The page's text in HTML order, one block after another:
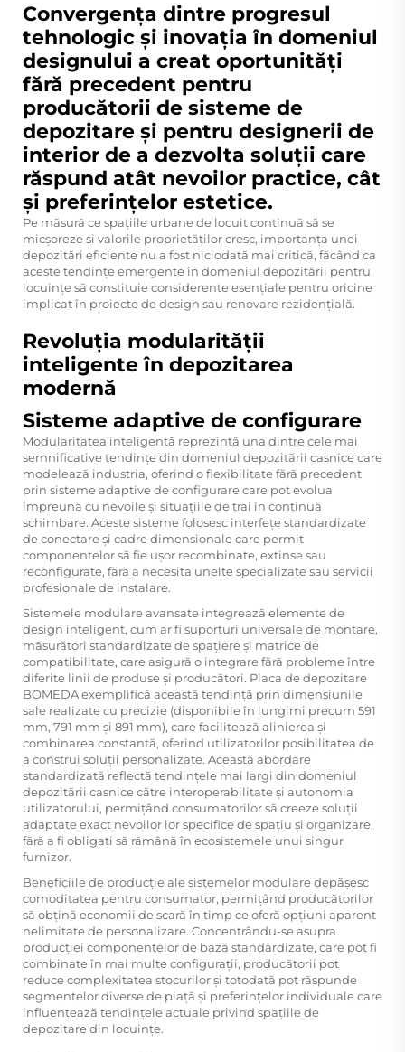
Convergența dintre progresul
tehnologic și inovația în domeniul
designului a creat oportunități
fără precedent pentru
producătorii de sisteme de
depozitare și pentru designerii de
interior de a dezvolta soluții care
răspund atât nevoilor practice, cât
și preferințelor estetice.
Pe măsură ce spațiile urbane de locuit continuă să se
micșoreze și valorile proprietăților cresc, importanța unei
depozitări eficiente nu a fost niciodată mai critică, făcând ca
aceste tendințe emergente în domeniul depozitării pentru
locuințe să constituie considerente esențiale pentru oricine
implicat în proiecte de design sau renovare rezidențială.
Revoluția modularității
inteligente în depozitarea
modernă
Sisteme adaptive de configurare
Modularitatea inteligentă reprezintă una dintre cele mai
semnificative tendințe din domeniul depozitării casnice care
modelează industria, oferind o flexibilitate fără precedent
prin sisteme adaptive de configurare care pot evolua
împreună cu nevoile și situațiile de trai în continuă
schimbare. Aceste sisteme folosesc interfețe standardizate
de conectare și cadre dimensionale care permit
componentelor să fie ușor recombinate, extinse sau
reconfigurate, fără a necesita unelte specializate sau servicii
profesionale de instalare.
Sistemele modulare avansate integrează elemente de
design inteligent, cum ar fi suporturi universale de montare,
măsurători standardizate de spațiere și matrice de
compatibilitate, care asigură o integrare fără probleme între
diferite linii de produse și producători. Placa de depozitare
BOMEDAexemplifică această tendință prin dimensiunile
sale realizate cu precizie (disponibile în lungimi precum 591
mm, 791 mm și 891 mm), care facilitează alinierea și
combinarea constantă, oferind utilizatorilor posibilitatea de
a construi soluții personalizate. Această abordare
standardizată reflectă tendințele mai largi din domeniul
depozitării casnice către interoperabilitate și autonomia
utilizatorului, permițând consumatorilor să creeze soluții
adaptate exact nevoilor lor specifice de spațiu și organizare,
fără a fi obligați să rămână în ecosistemele unui singur
furnizor.
Beneficiile de producție ale sistemelor modulare depășesc
comoditatea pentru consumator, permițând producătorilor
să obțină economii de scară în timp ce oferă opțiuni aparent
nelimitate de personalizare. Concentrându-se asupra
producției componentelor de bază standardizate, care pot fi
combinate în mai multe configurații, producătorii pot
reduce complexitatea stocurilor și totodată pot răspunde
segmentelor diverse de piață și preferințelor individuale care
influențează tendințele actuale privind spațiile de
depozitare din locuințe.